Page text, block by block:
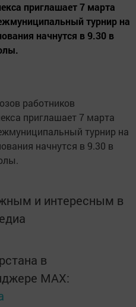
приглашает 7 марта
турнир на
начнутся в 9.30 в
работников
приглашает 7 марта
турнир на
начнутся в 9.30 в
и интересным в
в
MАХ: